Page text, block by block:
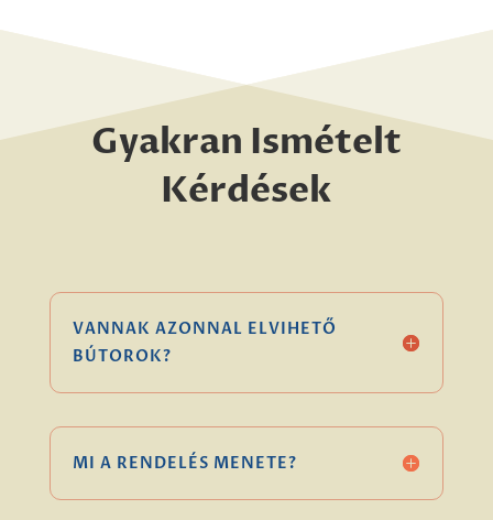
Gyakran Ismételt
Kérdések
VANNAK AZONNAL ELVIHETŐ
BÚTOROK?
MI A RENDELÉS MENETE?